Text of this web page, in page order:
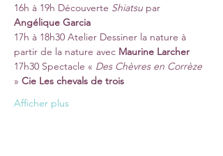
16h à 19h Découverte Shiatsu par
Angélique Garcia
17h à 18h30 Atelier Dessiner la nature à
partir de la nature avec Maurine Larcher
17h30 Spectacle « Des Chèvres en Corrèze
» Cie Les chevals de trois
Afficher plus